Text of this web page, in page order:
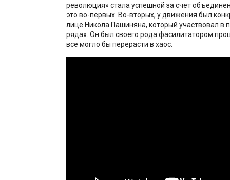
революция» стала успешной за счет
это во-первых. Во-вторых, у движения был
лице Никола Пашиняна, который участвовал в
рядах. Он был своего рода фасилитатором
все могло бы перерасти в хаос.